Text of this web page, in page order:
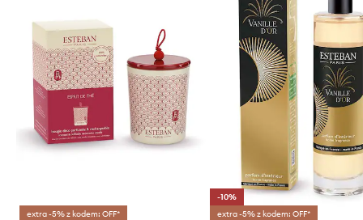
extra -5% z kodem: OFF*
-10%
extra -5% z kodem: OFF*